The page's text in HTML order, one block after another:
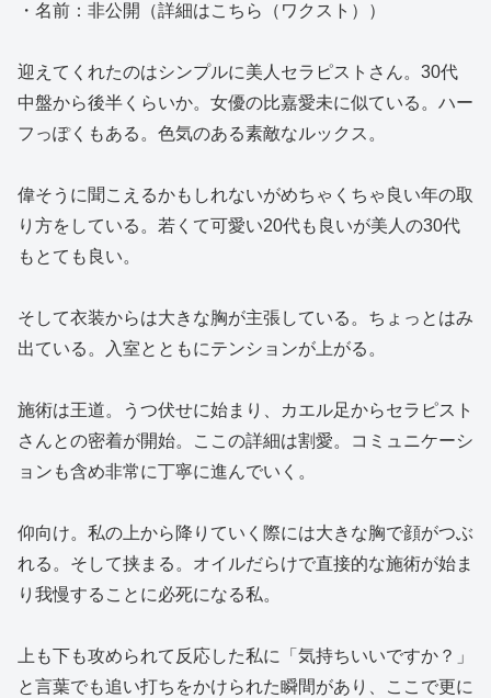
・名前：非公開（詳細はこちら（ワクスト））
迎えてくれたのはシンプルに美人セラピストさん。30代
中盤から後半くらいか。女優の比嘉愛未に似ている。ハー
フっぽくもある。色気のある素敵なルックス。
偉そうに聞こえるかもしれないがめちゃくちゃ良い年の取
り方をしている。若くて可愛い20代も良いが美人の30代
もとても良い。
そして衣装からは大きな胸が主張している。ちょっとはみ
出ている。入室とともにテンションが上がる。
施術は王道。うつ伏せに始まり、カエル足からセラピスト
さんとの密着が開始。ここの詳細は割愛。コミュニケーシ
ョンも含め非常に丁寧に進んでいく。
仰向け。私の上から降りていく際には大きな胸で顔がつぶ
れる。そして挟まる。オイルだらけで直接的な施術が始ま
り我慢することに必死になる私。
上も下も攻められて反応した私に「気持ちいいですか？」
と言葉でも追い打ちをかけられた瞬間があり、ここで更に